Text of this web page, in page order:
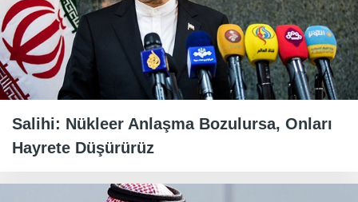
Salihi: Nükleer Anlaşma Bozulursa, Onları
Hayrete Düşürürüz